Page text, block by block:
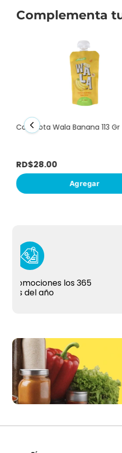
Complementa
Compota Wala Banana 113 Gr
RD$28.00
Agregar
los 365
del año